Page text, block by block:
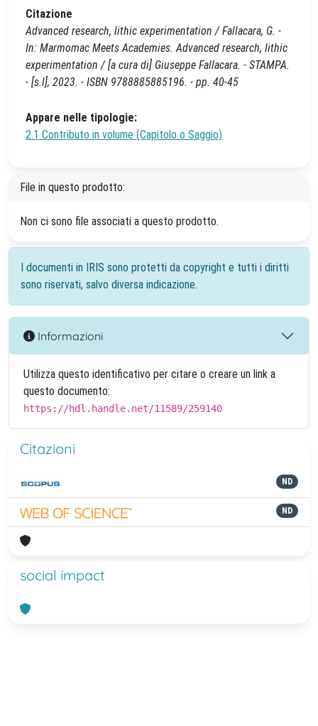
Citazione
Advanced research, lithic experimentation / Fallacara, G. -
In: Marmomac Meets Academies. Advanced research, lithic
experimentation / [a cura di] Giuseppe Fallacara. - STAMPA.
- [s.l], 2023. - ISBN 9788885885196. - pp. 40-45
Appare nelle tipologie:
2.1 Contributo in volume (Capitolo o Saggio)
File in questo prodotto:
Non ci sono file associati a questo prodotto.
I documenti in IRIS sono protetti da copyright e tutti i diritti
sono riservati, salvo diversa indicazione.
Informazioni
Utilizza questo identificativo per citare o creare un link a
questo documento:
https://hdl.handle.net/11589/259140
Citazioni
ND
ND
social impact